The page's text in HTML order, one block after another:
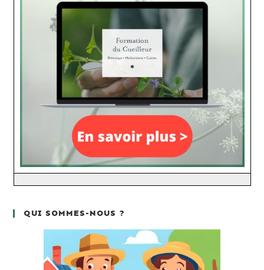
QUI SOMMES-NOUS ?